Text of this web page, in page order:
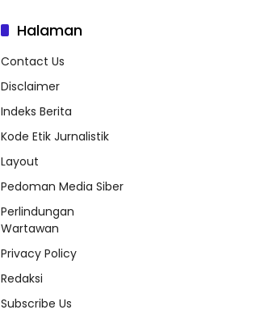
Halaman
Contact Us
Disclaimer
Indeks Berita
Kode Etik Jurnalistik
Layout
Pedoman Media Siber
Perlindungan
Wartawan
Privacy Policy
Redaksi
Subscribe Us